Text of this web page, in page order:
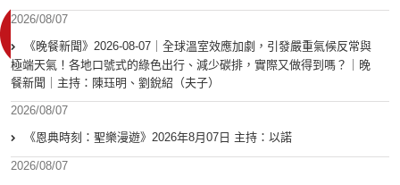
2026/08/07
《晚餐新聞》2026-08-07｜全球溫室效應加劇，引發嚴重氣候反常與
極端天氣！各地口號式的綠色出行、減少碳排，實際又做得到嗎？｜晚
餐新聞｜主持：陳珏明、劉銳紹（夫子）
2026/08/07
《恩典時刻：聖樂漫遊》2026年8月07日 主持：以諾
2026/08/07